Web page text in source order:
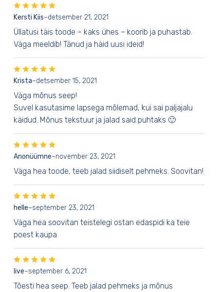
Kersti Kiis–detsember 21, 2021
Üllatusi täis toode – kaks ühes – koorib ja puhastab.
Väga meeldib! Tänud ja häid uusi ideid!
Krista–detsember 15, 2021
Väga mõnus seep!
Suvel kasutasime lapsega mõlemad, kui sai paljajalu
käidud. Mõnus tekstuur ja jalad said puhtaks 🙂
Anonüümne–november 23, 2021
Väga hea toode, teeb jalad siidiselt pehmeks. Soovitan!
helle–september 23, 2021
Väga hea soovitan teistelegi ostan edaspidi ka teie
poest kaupa
Iive–september 6, 2021
Tõesti hea seep. Teeb jalad pehmeks ja mõnus